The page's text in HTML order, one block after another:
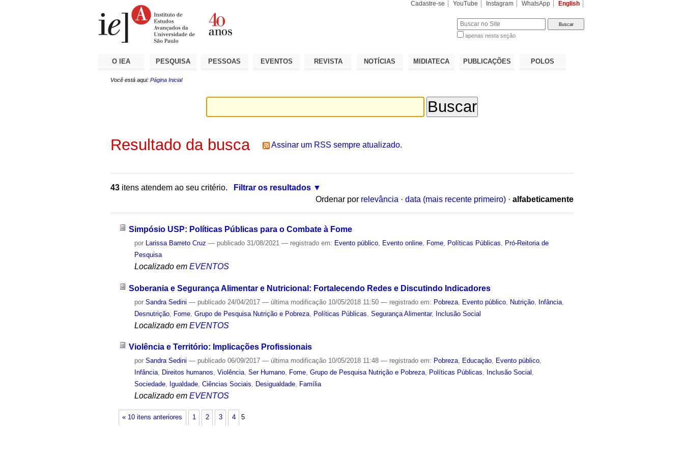
Cadastre-se YouTube Instagram WhatsApp English
apenas nesta seção
O IEA PESQUISA PESSOAS EVENTOS REVISTA NOTÍCIAS MIDIATECA PUBLICAÇÕES POLOS
Você está aqui: Página Inicial
Resultado da busca Assinar um RSS sempre atualizado.
43 itens atendem ao seu critério.
Filtrar os resultados
Ordenar por relevância · data (mais recente primeiro) · alfabeticamente
Simpósio USP: Políticas Públicas para o Combate à Fome
por Larissa Barreto Cruz — publicado 31/08/2021— registrado em: Evento público Evento online Fome Políticas Públicas
Pró-Reitoria de
Pesquisa
Localizado em EVENTOS
Soberania e Segurança Alimentar e Nutricional: Fortalecendo Redes e Discutindo Indicadores
porSandra Sedini — publicado 24/04/2017— última modificação 10/05/2018 11:50— registrado em: Pobreza Evento público Nutrição Infância
Desnutrição Fome ,Grupo de Pesquisa Nutrição e Pobreza Políticas Públicas ,Segurança Alimentar, Inclusão Social
Localizado em EVENTOS
Violência e Território: Implicações Profissionais
porSandra Sedini — publicado 06/09/2017— última modificação 10/05/2018 11:48— registrado em: Pobreza, Educação, Evento público,
Infância, Direitos humanos,Violência,Ser Humano, Fome,Grupo de Pesquisa Nutrição e Pobreza, Políticas Públicas, Inclusão Social ,
Sociedade, Igualdade,Ciências Sociais, Desigualdade, Família
Localizado em EVENTOS
« 10 itens anteriores 1 2 3 4 5